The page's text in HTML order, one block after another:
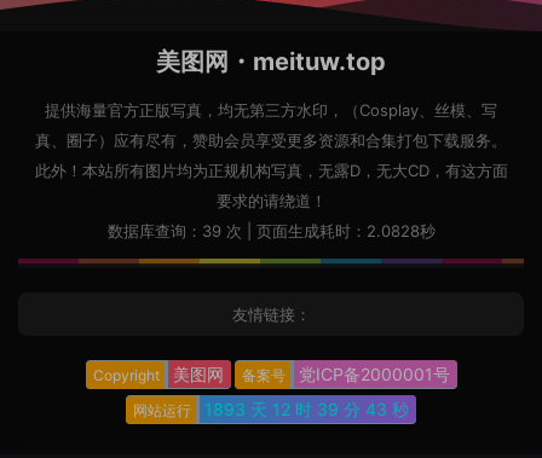
美图网・meituw.top
提供海量官方正版写真，均无第三方水印，（Cosplay、丝模、写
真、圈子）应有尽有，赞助会员享受更多资源和合集打包下载服务。
此外！本站所有图片均为正规机构写真，无露D，无大CD，有这方面
要求的请绕道！
数据库查询：39 次 | 页面生成耗时：2.0828秒
友情链接：
Copyright 美图网 备案号 党ICP备2000001号
网站运行 1893 天 12 时 39 分 44 秒